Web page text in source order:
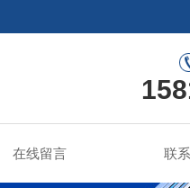
在线留言 联